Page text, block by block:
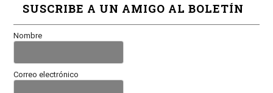
SUSCRIBE A UN AMIGO AL BOLETÍN
Nombre
Correo electrónico